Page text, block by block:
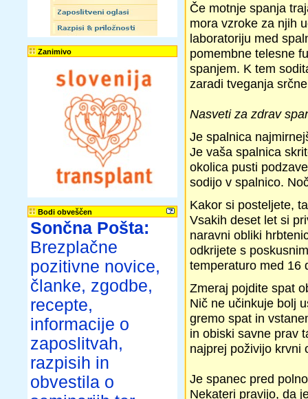
Zanimivo
Bodi obveščen
Sončna Pošta:
Brezplačne
pozitivne novice,
članke, zgodbe,
recepte,
informacije o
zaposlitvah,
razpisih in
obvestila o
Če motnje spanja
mora vzroke za njih
laboratoriju med
pomembne telesne
spanjem. K tem
zaradi tveganja
Nasveti za zdrav
Je spalnica
Je vaša spalnica
okolica pusti
sodijo v spalnico.
Kakor si posteljete,
Vsakih deset let si
naravni obliki
odkrijete s
temperaturo med 16
Zmeraj pojdite spat
Nič ne učinkuje bolj
gremo spat in
in obiski savne prav
najprej poživijo krvni
Je spanec pred
Nekateri pravijo, da